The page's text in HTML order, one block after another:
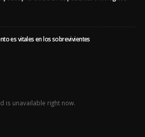
es vitales en los sobrevivientes